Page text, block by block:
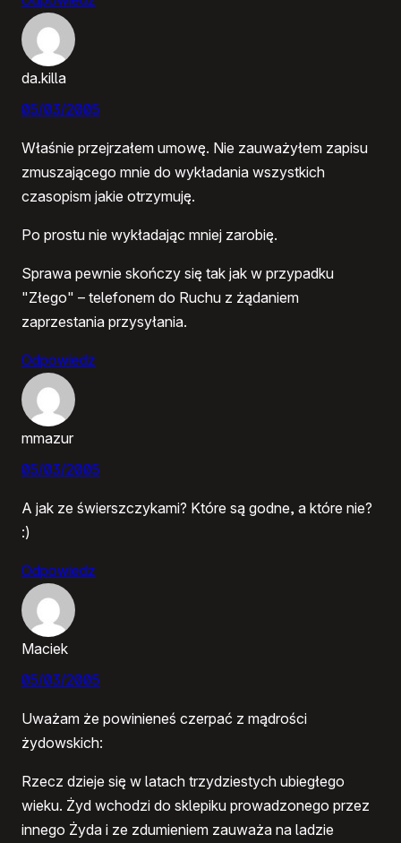
da.killa
05/03/2005
Właśnie przejrzałem umowę. Nie zauważyłem zapisu
zmuszającego mnie do wykładania wszystkich
czasopism jakie otrzymuję.
Po prostu nie wykładając mniej zarobię.
Sprawa pewnie skończy się tak jak w przypadku
"Złego" – telefonem do Ruchu z żądaniem
zaprzestania przysyłania.
Odpowiedz
mmazur
05/03/2005
A jak ze świerszczykami? Które są godne, a które nie?
:)
Odpowiedz
Maciek
05/03/2005
Uważam że powinieneś czerpać z mądrości
żydowskich:
Rzecz dzieje się w latach trzydziestych ubiegłego
wieku. Żyd wchodzi do sklepiku prowadzonego przez
innego Żyda i ze zdumieniem zauważa na ladzie